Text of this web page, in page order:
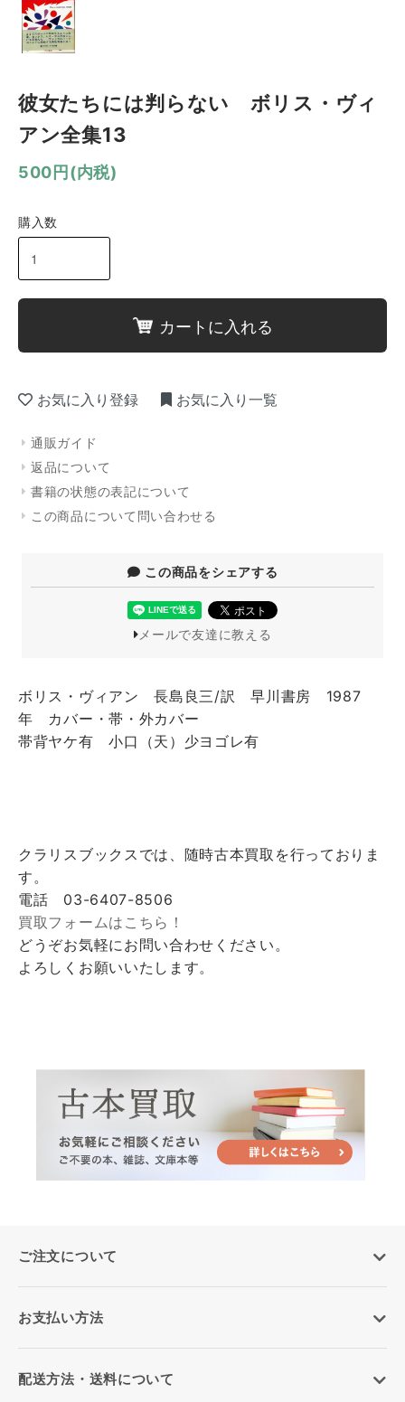
彼女たちには判らない ボリス・ヴィ
アン全集13
500円(内税)
購入数
カートに入れる
お気に入り登録 お気に入り一覧
通販ガイド
返品について
書籍の状態の表記について
この商品について問い合わせる
この商品をシェアする
メールで友達に教える
ボリス・ヴィアン 長島良三/訳 早川書房 1987
年 カバー・帯・外カバー
帯背ヤケ有 小口（天）少ヨゴレ有
クラリスブックスでは、随時古本買取を行っておりま
す。
電話 03-6407-8506
買取フォームはこちら！
どうぞお気軽にお問い合わせください。
よろしくお願いいたします。
ご注文について
お支払い方法
配送方法・送料について